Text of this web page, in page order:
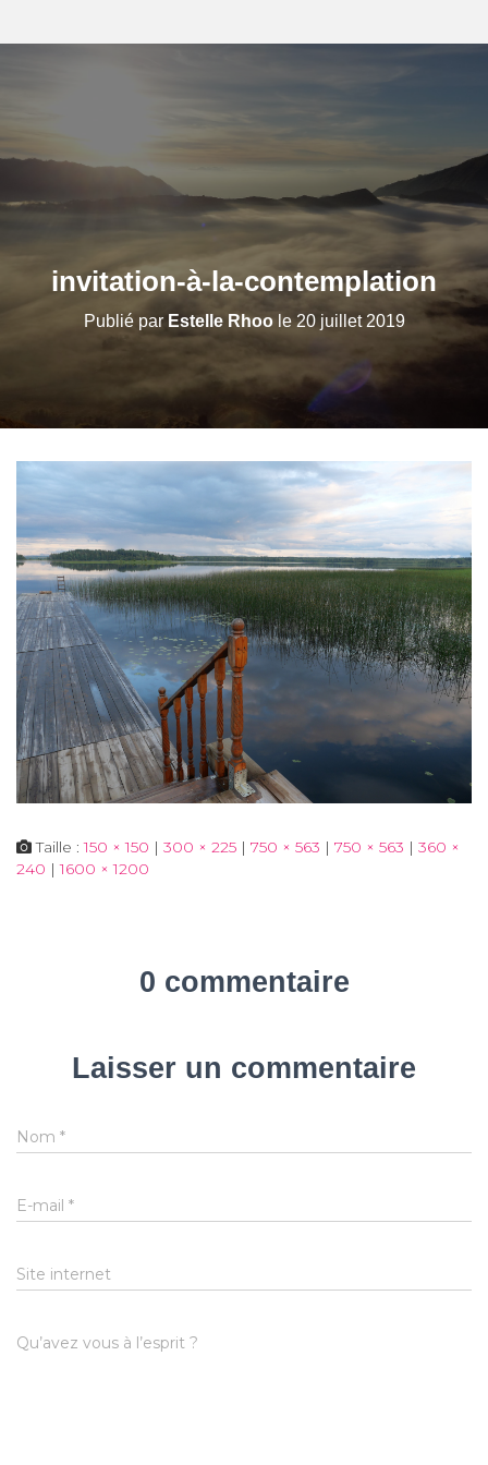
invitation-à-la-contemplation
Publié par Estelle Rhoole 20 juillet 2019
Taille :150 × 150 | 300 × 225 | 750 × 563 | 750 × 563 | 360 ×
240 | 1600 × 1200
0 commentaire
Laisser un commentaire
Nom *
E-mail *
Site internet
Qu’avez vous à l’esprit ?